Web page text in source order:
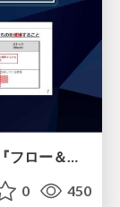
（6枚）組織改革とCAFSマトリクス 『フロー＆ストック』より
0 450